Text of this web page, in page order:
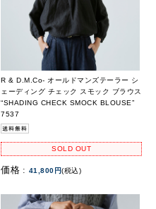
R & D.M.Co- オールドマンズテーラー シ
ェーディング チェック スモック ブラウス
“SHADING CHECK SMOCK BLOUSE”
7537
SOLD OUT
価格 : 41,800円(税込)